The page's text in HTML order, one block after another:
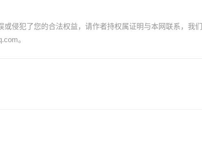
侵犯了您的合法权益，请作者持权属证明与本网联系，我们
。